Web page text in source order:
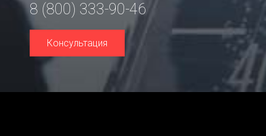
8 (800) 333-90-46
Консультация